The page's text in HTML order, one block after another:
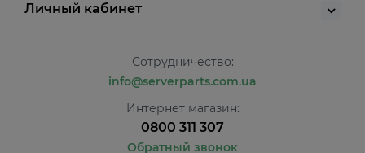
Личный кабинет
Сотрудничество:
info@serverparts.com.ua
Интернет магазин:
0800 311 307
Обратный звонок